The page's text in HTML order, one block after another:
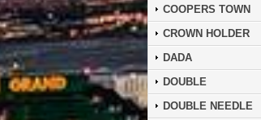
COOPERS TOWN
CROWN HOLDER
DADA
DOUBLE
DOUBLE NEEDLE